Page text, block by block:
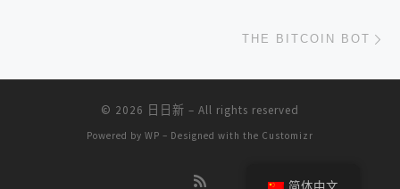
THE BITCOIN BOT
© 2026 日日新 – All rights reserved
Powered by WP – Designed with the Customizr